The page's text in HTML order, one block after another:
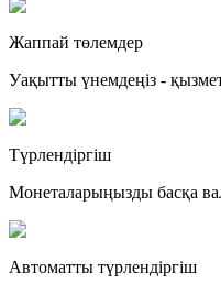
Жаппай төлемдер
Уақытты үнемдеңіз -
Түрлендіргіш
Монеталарыңызды басқа
Автоматты түрлендіргіш